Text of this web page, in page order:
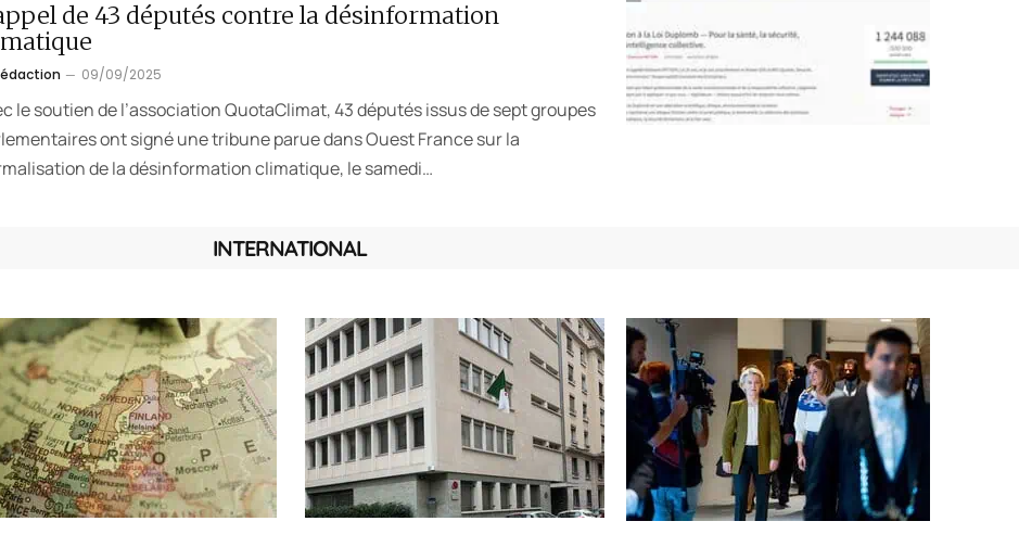
de 43 députés contre la désinformation
09/09/2025
le soutien de l’association QuotaClimat, 43 députés issus de sept groupes
ont signé une tribune parue dans Ouest France sur la
de la désinformation climatique, le samedi…
INTERNATIONAL